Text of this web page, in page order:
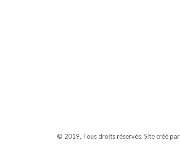
© 2019, Tous droits réservés. Site créé par